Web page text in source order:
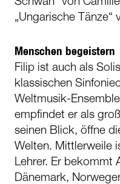
„Ungarische Tänze“
Menschen begeistern
Filip ist auch als
klassischen
Weltmusik-
empfindet er als
seinen Blick, öffne
Welten. Mittlerweile
Lehrer. Er bekommt
Dänemark,